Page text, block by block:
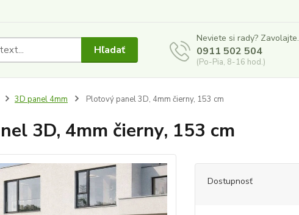
Hľadať
Neviete si rady? Zavolajte.
0911 502 504
(Po-Pia, 8-16 hod.)
3D panel 4mm Plotový panel 3D, 4mm čierny, 153 cm
3D, 4mm čierny, 153 cm
Dostupnosť